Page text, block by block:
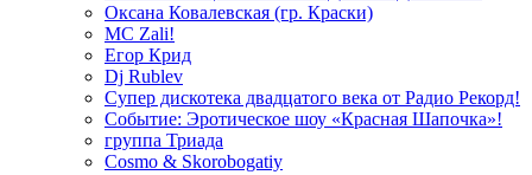
Оксана Ковалевская (гр. Краски)
MC Zali!
Егор Крид
Dj Rublev
Супер дискотека двадцатого века от Радио Рекорд!
Событие: Эротическое шоу «Красная Шапочка»!
группа Триада
Cosmo & Skorobogatiy